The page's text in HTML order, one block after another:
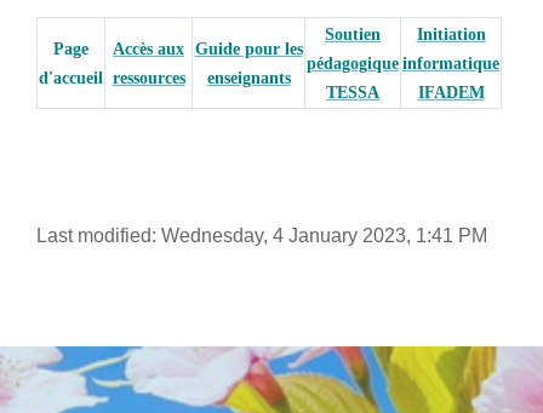
Page
d'accueil
Accès aux
ressources
Guide pour les
enseignants
Soutien
pédagogique
TESSA
Initiation
informatique
IFADEM
Last modified: Wednesday, 4 January 2023, 1:41 PM